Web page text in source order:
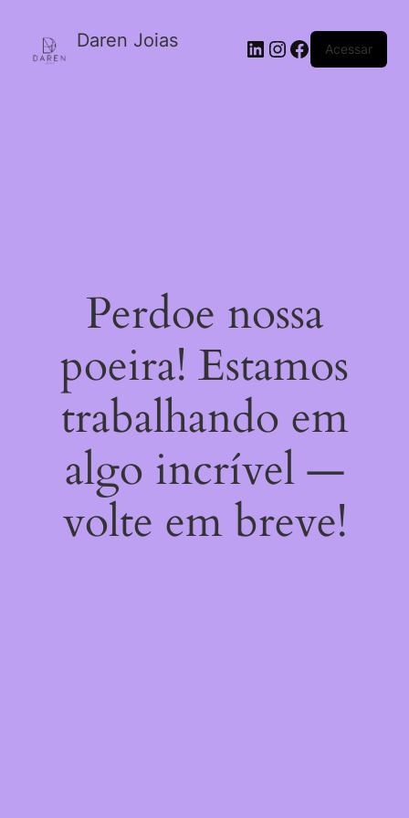
Daren Joias Acessar
Perdoe nossa
poeira! Estamos
trabalhando em
algo incrível —
volte em breve!